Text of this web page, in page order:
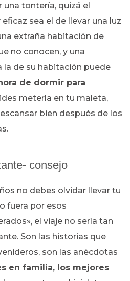
una tontería, quizá el
sea el de llevar una luz
extraña habitación de
no conocen, y una
la de su habitación puede
de dormir para
meterla en tu maleta,
bien después de los
consejo
no debes olvidar llevar tu
fuera por esos
el viaje no sería tan
Son las historias que
son las anécdotas
en familia, los mejores